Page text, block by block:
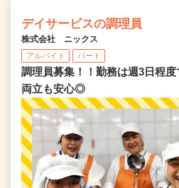
デイサービスの調理員
株式会社 ニックス
アルバイト パート
調理員募集！！勤務は週3日程
両立も安心◎